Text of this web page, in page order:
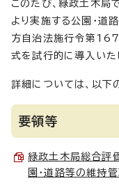
このたび、緑政土木
より実施する公園・道
方自治法施行令第
式を試行的に導入いた
詳細については、以下
要領等
緑政土木局総合評
園・道路等の維持